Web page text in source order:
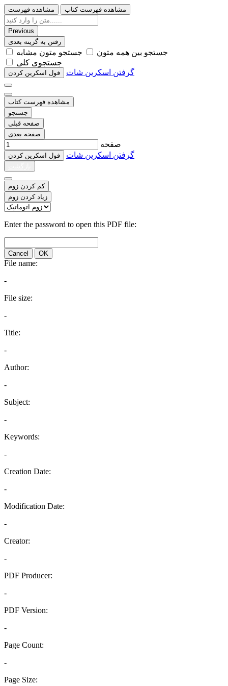
مشاهده فهرست مشاهده فهرست کتاب
Previous
رفتن به گزینه بعدی
ﺟﺴﺘﺠﻮ ﺑﯿﻦ ﻫﻤﻪ ﻣﺘﻮﻥ
ﺟﺴﺘﺠﻮ ﻣﺘﻮﻥ ﻣﺸﺎﺑﻪ
ﺟﺴﺘﺠﻮﯼ ﮐﻠﯽ
ﻓﻮﻝ اﺳﮑﺮﯾﻦ ﮐﺮﺩﻥ گرفتن اسکرین شات
مشاهده فهرست کتاب
جستجو
صفحه قبلی
صفحه بعدی
صفحه
ﻓﻮﻝ اﺳﮑﺮﯾﻦ ﮐﺮﺩﻥ گرفتن اسکرین شات
کم کردن زوم
زیاد کردن زوم
Enter the password to open this PDF file:
Cancel OK
File name:
-
File size:
-
Title:
-
Author:
-
Subject:
-
Keywords:
-
Creation Date:
-
Modification Date:
-
Creator:
-
PDF Producer:
-
PDF Version:
-
Page Count:
-
Page Size: